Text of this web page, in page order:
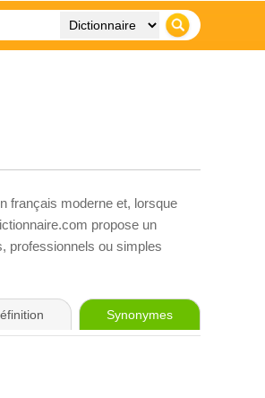
français moderne et, lorsque
propose un
professionnels ou simples
Synonymes